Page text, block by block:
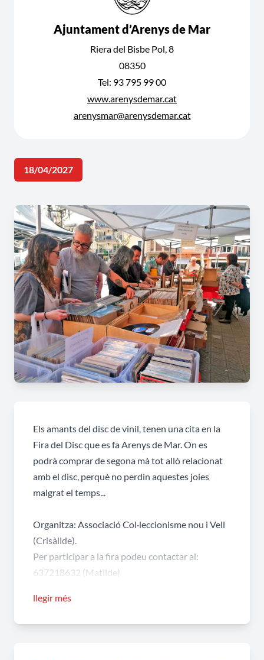
Ajuntament d’Arenys de Mar
Riera del Bisbe Pol, 8
08350
Tel: 93 795 99 00
www.arenysdemar.cat
arenysmar@arenysdemar.cat
18/04/2027
Els amants del disc de vinil, tenen una cita en la
Fira del Disc que es fa Arenys de Mar. On es
podrà comprar de segona mà tot allò relacionat
amb el disc, perquè no perdin aquestes joies
malgrat el temps...
Organitza: Associació Col·leccionisme nou i Vell
(Crisàlide).
Per participar a la fira podeu contactar al:
637218632 (Matilde)
llegir més